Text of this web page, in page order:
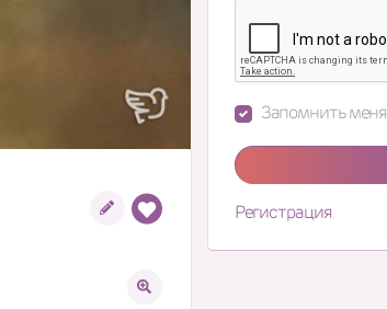
Запомнить меня
Регистрация